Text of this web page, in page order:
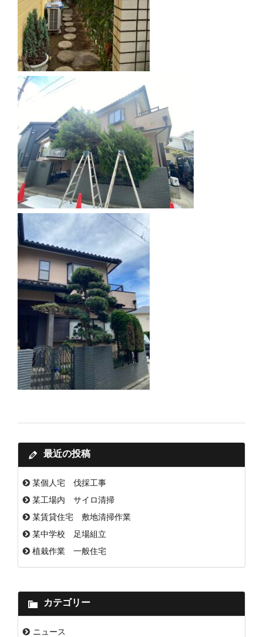
最近の投稿
某個人宅 伐採工事
某工場内 サイロ清掃
某賃貸住宅 敷地清掃作業
某中学校 足場組立
植栽作業 一般住宅
カテゴリー
ニュース